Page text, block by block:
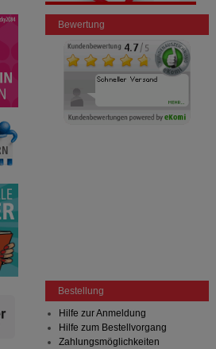
Bewertung
Bestellung
Hilfe zur Anmeldung
Hilfe zum Bestellvorgang
Zahlungsmöglichkeiten